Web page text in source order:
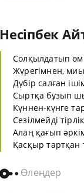
Несіпбек
Солқылдатып
Жүрегімнен,
Дүбір салған
Сыртқа бұзып
Күннен-күнге
Сезілмейді
Алаң қағып
Қасқыр
Өлеңдер